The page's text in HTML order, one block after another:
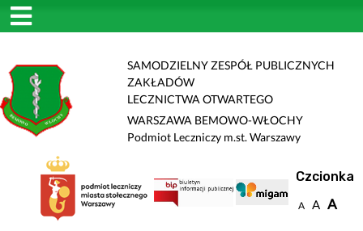
SAMODZIELNY ZESPÓŁ PUBLICZNYCH
ZAKŁADÓW
LECZNICTWA OTWARTEGO
WARSZAWA BEMOWO-WŁOCHY
Podmiot Leczniczy m.st. Warszawy
Czcionka
A A A